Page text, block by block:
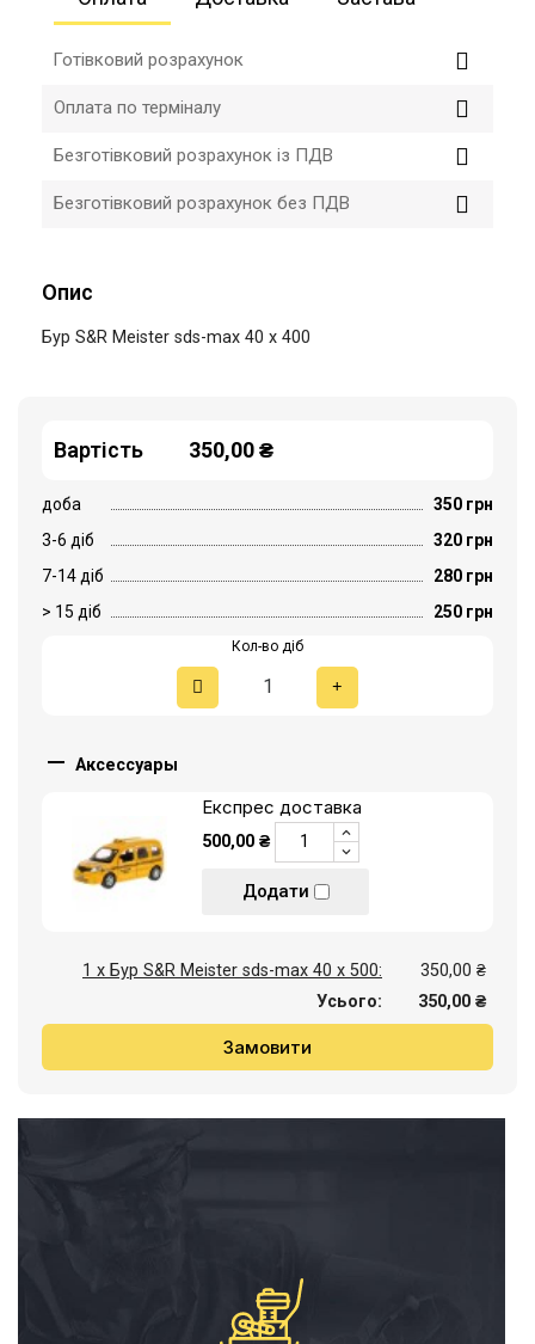
Готівковий розрахунок
Оплата по терміналу
Безготівковий розрахунок із ПДВ
Безготівковий розрахунок без ПДВ
Опис
Бур S&R Meister sds-max 40 х 400
Вартість 350,00 ₴
доба
350 грн
3-6 діб
320 грн
7-14 діб
280 грн
> 15 діб
250 грн
Кол-во діб
 Аксессуары
Експрес доставка
500,00 ₴
Додати
1 x Бур S&R Meister sds-max 40 х 500:
350,00 ₴
Усього:
350,00 ₴
Замовити